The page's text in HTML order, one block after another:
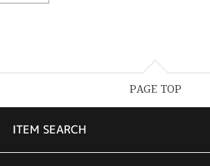
PAGE TOP
ITEM SEARCH